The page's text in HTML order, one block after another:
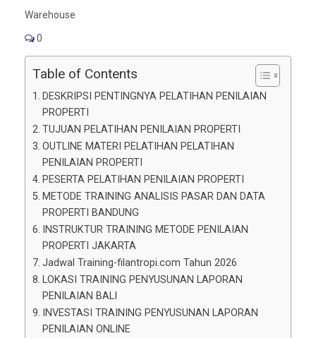
Warehouse
0
Table of Contents
DESKRIPSI PENTINGNYA PELATIHAN PENILAIAN
PROPERTI
TUJUAN PELATIHAN PENILAIAN PROPERTI
OUTLINE MATERI PELATIHAN PELATIHAN
PENILAIAN PROPERTI
PESERTA PELATIHAN PENILAIAN PROPERTI
METODE TRAINING ANALISIS PASAR DAN DATA
PROPERTI BANDUNG
INSTRUKTUR TRAINING METODE PENILAIAN
PROPERTI JAKARTA
Jadwal Training-filantropi.com Tahun 2026
LOKASI TRAINING PENYUSUNAN LAPORAN
PENILAIAN BALI
INVESTASI TRAINING PENYUSUNAN LAPORAN
PENILAIAN ONLINE